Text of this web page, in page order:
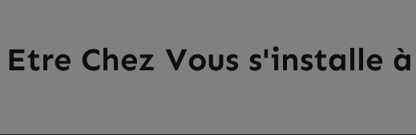
Chez Vous s'installe à